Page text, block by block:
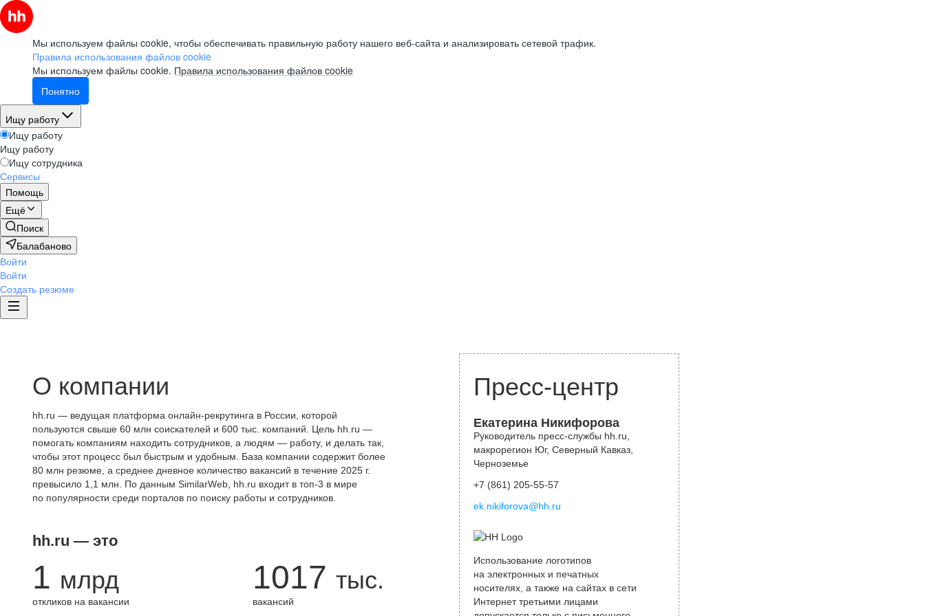
Мы используем файлы cookie, чтобы обеспечивать правильную работу нашего веб-сайта и анализировать сетевой трафик.
Правила использования файлов cookie
Мы используем файлы cookie. Правила использования файлов cookie
Понятно
Ищу работу
Ищу работу
Ищу работу
Ищу сотрудника
Сервисы
Помощь
Ещё
Поиск
Балабаново
Войти
Войти
Создать резюме
О компании
hh.ru — ведущая платформа онлайн-рекрутинга в России, которой
пользуются свыше 60 млн соискателей и 600 тыс. компаний. Цель hh.ru —
помогать компаниям находить сотрудников, а людям — работу, и делать так,
чтобы этот процесс был быстрым и удобным. База компании содержит более
80 млн резюме, а среднее дневное количество вакансий в течение 2025 г.
превысило 1,1 млн. По данным SimilarWeb, hh.ru входит в топ-3 в мире
по популярности среди порталов по поиску работы и сотрудников.
hh.ru — это
1 млрд
откликов на вакансии
1017 тыс.
вакансий
Пресс-центр
Екатерина Никифорова
Руководитель пресс-службы hh.ru,
макрорегион Юг, Северный Кавказ,
Черноземье
+7 (861) 205-55-57
ek.nikiforova@hh.ru
Использование логотипов
на электронных и печатных
носителях, а также на сайтах в сети
Интернет третьими лицами